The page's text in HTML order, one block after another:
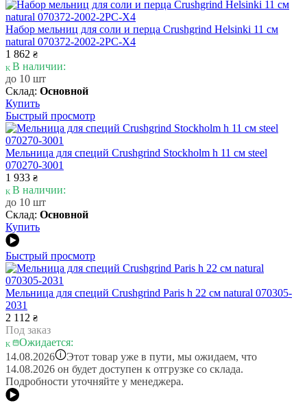
Набор мельниц для соли и перца Crushgrind Helsinki 11 см
natural 070372-2002-2PC-X4
1 862 ₴
В наличии:
до 10 шт
Склад: Основной
Купить
Быстрый просмотр
Мельница для специй Crushgrind Stockholm h 11 см steel
070270-3001
1 933 ₴
В наличии:
до 10 шт
Склад: Основной
Купить
Быстрый просмотр
Мельница для специй Crushgrind Paris h 22 см natural 070305-
2031
2 112 ₴
Под заказ
Ожидается:
14.08.2026 i
Этот товар уже в пути, мы ожидаем, что
14.08.2026 он будет доступен к отгрузке со склада.
Подробности уточняйте у менеджера.